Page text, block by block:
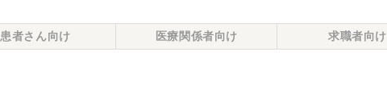
患者さん向け 医療関係者向け 求職者向け